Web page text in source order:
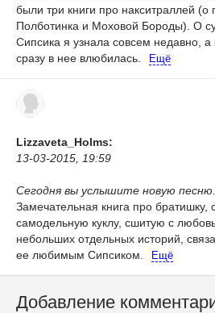
были три книги про накситраллей
Полботинка и Моховой Бороды). О
Сипсика я узнала совсем недавно, а
сразу в нее влюбилась.
Ещё
Lizzaveta_Holms:
13-03-2015, 19:59
Сегодня вы услышите новую
Замечательная книга про братишку,
самодельную куклу, сшитую с
небольших отдельных историй,
ее любимым Сипсиком.
Ещё
Добавление